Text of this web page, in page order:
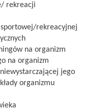
rekreacji
rekreacyjnej
na organizm
na organizm
jego
organizmu